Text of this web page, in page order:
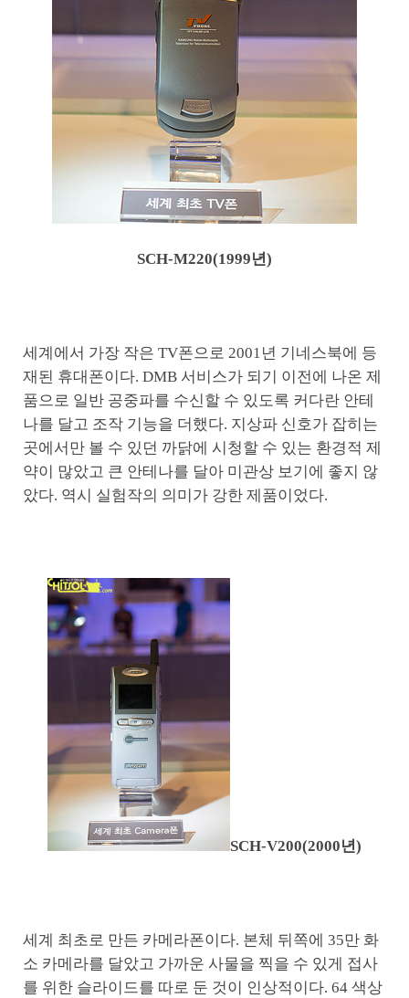
SCH-M220(1999년)
세계에서 가장 작은 TV폰으로 2001년 기네스북에 등
재된 휴대폰이다. DMB 서비스가 되기 이전에 나온 제
품으로 일반 공중파를 수신할 수 있도록 커다란 안테
나를 달고 조작 기능을 더했다. 지상파 신호가 잡히는
곳에서만 볼 수 있던 까닭에 시청할 수 있는 환경적 제
약이 많았고 큰 안테나를 달아 미관상 보기에 좋지 않
았다. 역시 실험작의 의미가 강한 제품이었다.
SCH-V200(2000년)
세계 최초로 만든 카메라폰이다. 본체 뒤쪽에 35만 화
소 카메라를 달았고 가까운 사물을 찍을 수 있게 접사
를 위한 슬라이드를 따로 둔 것이 인상적이다. 64 색상